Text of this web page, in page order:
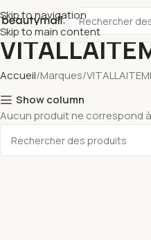
Skip to navigation
Skip to main content
Accueil Marques
Show column
Aucun produit ne correspond